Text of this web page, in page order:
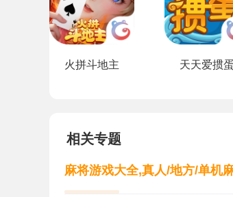
火拼斗地主 天天爱掼蛋
相关专题
麻将游戏大全,真人/地方/单机